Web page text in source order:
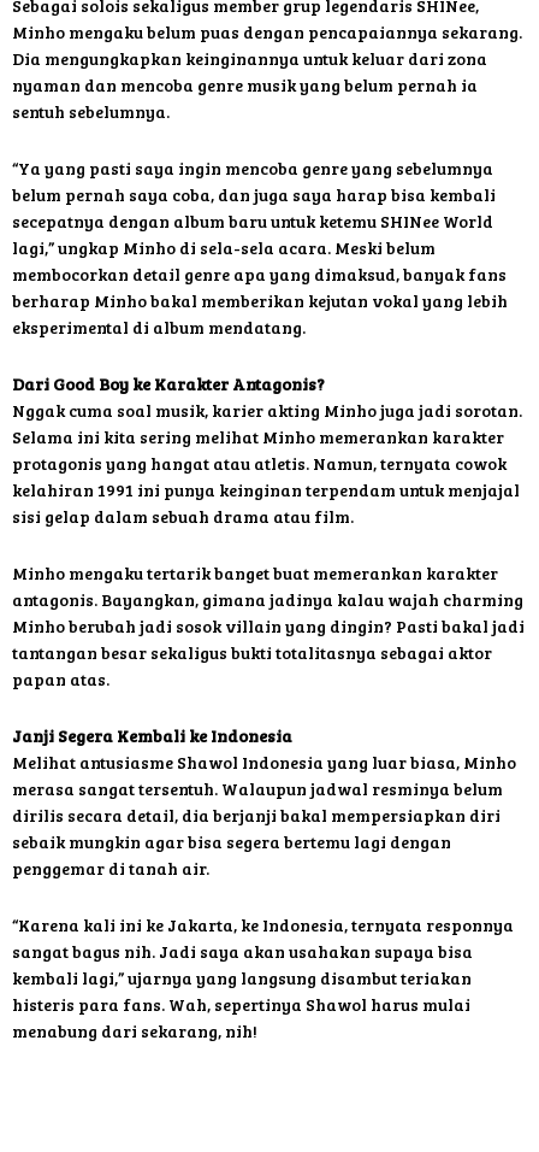
Sebagai solois sekaligus member grup legendaris SHINee,
Minho mengaku belum puas dengan pencapaiannya sekarang.
Dia mengungkapkan keinginannya untuk keluar dari zona
nyaman dan mencoba genre musik yang belum pernah ia
sentuh sebelumnya.
“Ya yang pasti saya ingin mencoba genre yang sebelumnya
belum pernah saya coba, dan juga saya harap bisa kembali
secepatnya dengan album baru untuk ketemu SHINee World
lagi,” ungkap Minho di sela-sela acara. Meski belum
membocorkan detail genre apa yang dimaksud, banyak fans
berharap Minho bakal memberikan kejutan vokal yang lebih
eksperimental di album mendatang.
Dari Good Boy ke Karakter Antagonis?
Nggak cuma soal musik, karier akting Minho juga jadi sorotan.
Selama ini kita sering melihat Minho memerankan karakter
protagonis yang hangat atau atletis. Namun, ternyata cowok
kelahiran 1991 ini punya keinginan terpendam untuk menjajal
sisi gelap dalam sebuah drama atau film.
Minho mengaku tertarik banget buat memerankan karakter
antagonis. Bayangkan, gimana jadinya kalau wajah charming
Minho berubah jadi sosok villain yang dingin? Pasti bakal jadi
tantangan besar sekaligus bukti totalitasnya sebagai aktor
papan atas.
Janji Segera Kembali ke Indonesia
Melihat antusiasme Shawol Indonesia yang luar biasa, Minho
merasa sangat tersentuh. Walaupun jadwal resminya belum
dirilis secara detail, dia berjanji bakal mempersiapkan diri
sebaik mungkin agar bisa segera bertemu lagi dengan
penggemar di tanah air.
“Karena kali ini ke Jakarta, ke Indonesia, ternyata responnya
sangat bagus nih. Jadi saya akan usahakan supaya bisa
kembali lagi,” ujarnya yang langsung disambut teriakan
histeris para fans. Wah, sepertinya Shawol harus mulai
menabung dari sekarang, nih!